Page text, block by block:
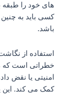
های خود را طبقه‌
کسی باید به
باشد.
استفاده از
خطراتی است که
امنیتی یا نقض
کمک می کند. این